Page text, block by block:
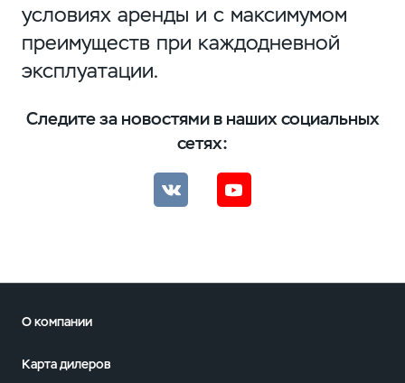
условиях аренды и с максимумом
преимуществ при каждодневной
эксплуатации.
Следите за новостями в наших социальных
сетях:
О компании
Карта дилеров